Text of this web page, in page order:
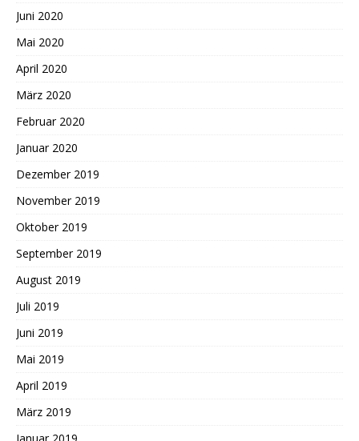
Juni 2020
Mai 2020
April 2020
März 2020
Februar 2020
Januar 2020
Dezember 2019
November 2019
Oktober 2019
September 2019
August 2019
Juli 2019
Juni 2019
Mai 2019
April 2019
März 2019